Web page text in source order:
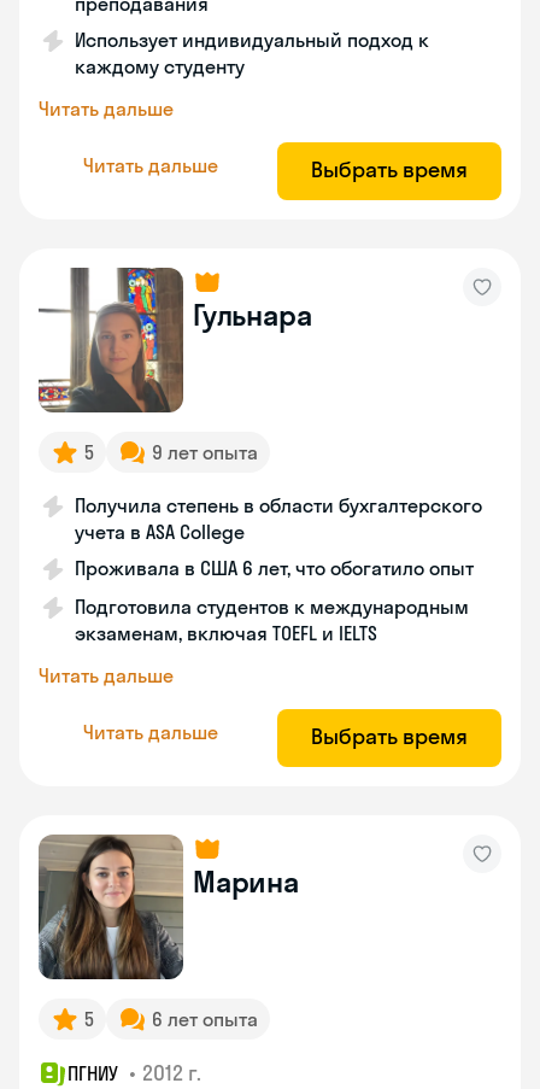
Использует индивидуальный подход к
каждому студенту
Читать дальше
Читать дальше Выбрать время
Гульнара
5 9 лет опыта
Получила степень в области бухгалтерского
учета в ASA College
Проживала в США 6 лет, что обогатило опыт
Подготовила студентов к международным
экзаменам, включая TOEFL и IELTS
Читать дальше
Читать дальше Выбрать время
Марина
5 6 лет опыта
ПГНИУ • 2012 г.